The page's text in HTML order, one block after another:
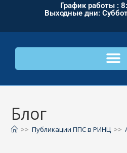
График работы :
Выходные дни:
Блог
>> Публикации ППС в РИНЦ >>